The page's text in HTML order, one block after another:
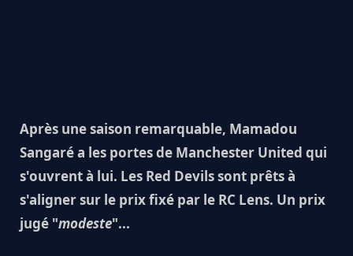
Après une saison remarquable, Mamadou
Sangaré a les portes de Manchester United qui
s'ouvrent à lui. Les Red Devils sont prêts à
s'aligner sur le prix fixé par le RC Lens. Un prix
jugé "modeste"...